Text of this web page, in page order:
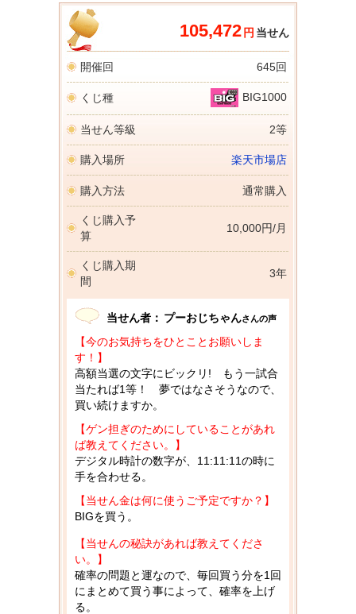
105,472 円 当せん
開催回 645回
くじ種 BIG1000
当せん等級 2等
購入場所 楽天市場店
購入方法 通常購入
くじ購入予
算
10,000円/月
くじ購入期
間
3年
当せん者： プーおじちゃんさんの声
【今のお気持ちをひとことお願いしま
す！】
高額当選の文字にビックリ! もう一試合
当たれば1等！ 夢ではなさそうなので、
買い続けますか。
【ゲン担ぎのためにしていることがあれ
ば教えてください。】
デジタル時計の数字が、11:11:11の時に
手を合わせる。
【当せん金は何に使うご予定ですか？】
BIGを買う。
【当せんの秘訣があれば教えてくださ
い。】
確率の問題と運なので、毎回買う分を1回
にまとめて買う事によって、確率を上げ
る。